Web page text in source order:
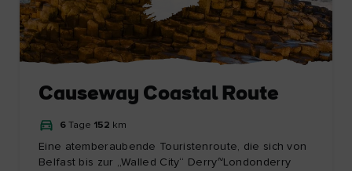
Causeway Coastal Route
6 Tage 152 km
Eine atemberaubende Touristenroute, die sich von
Belfast bis zur „Walled City“ Derry~Londonderry